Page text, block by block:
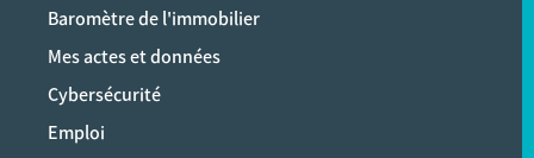
Baromètre de l'immobilier
Mes actes et données
Cybersécurité
Emploi